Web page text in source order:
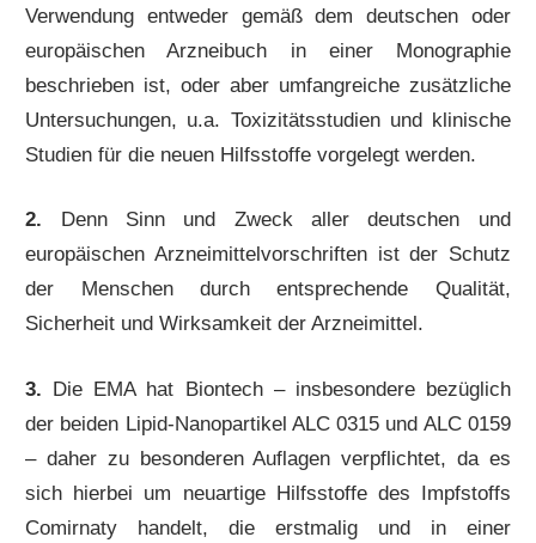
Verwendung entweder gemäß dem deutschen oder
europäischen Arzneibuch in einer Monographie
beschrieben ist, oder aber umfangreiche zusätzliche
Untersuchungen, u.a. Toxizitätsstudien und klinische
Studien für die neuen Hilfsstoffe vorgelegt werden.
2. Denn Sinn und Zweck aller deutschen und
europäischen Arzneimittelvorschriften ist der Schutz
der Menschen durch entsprechende Qualität,
Sicherheit und Wirksamkeit der Arzneimittel.
3. Die EMA hat Biontech – insbesondere bezüglich
der beiden Lipid-Nanopartikel ALC 0315 und ALC 0159
– daher zu besonderen Auflagen verpflichtet, da es
sich hierbei um neuartige Hilfsstoffe des Impfstoffs
Comirnaty handelt, die erstmalig und in einer